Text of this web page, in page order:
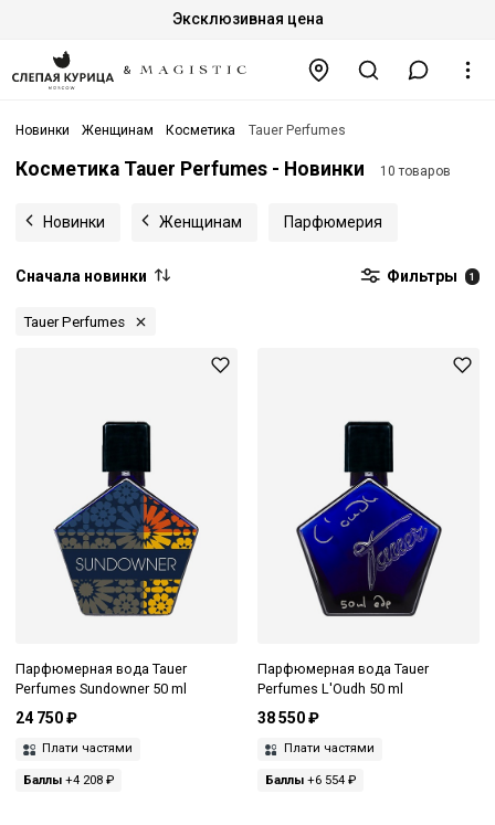
Эксклюзивная цена
Новинки Женщинам Косметика Tauer Perfumes
Косметика Tauer Perfumes - Новинки 10 товаров
Новинки Женщинам Парфюмерия
Сначала новинки Фильтры 1
Tauer Perfumes
Парфюмерная вода Tauer
Perfumes Sundowner 50 ml
24 750 ₽
Плати частями
Баллы +4 208 ₽
Парфюмерная вода Tauer
Perfumes L'Oudh 50 ml
38 550 ₽
Плати частями
Баллы+6 554 ₽